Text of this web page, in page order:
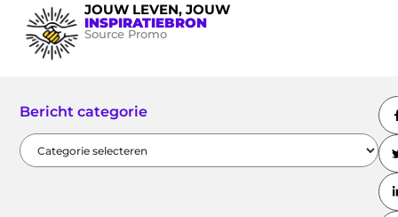
JOUW LEVEN, JOUW
INSPIRATIEBRON
Source Promo
Bericht categorie